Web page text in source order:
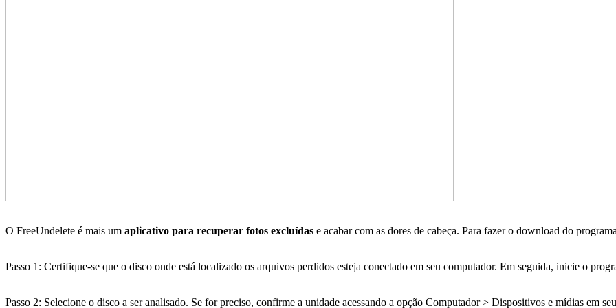
O FreeUndelete é mais um aplicativo para recuperar fotos excluídas e acabar com as dores de cabeça. Para fazer o download do
Passo 1: Certifique-se que o disco onde está localizado os arquivos perdidos esteja conectado em seu computador. Em seguida, inicie o
Passo 2: Selecione o disco a ser analisado. Se for preciso, confirme a unidade acessando a opção Computador > Dispositivos e mídias em